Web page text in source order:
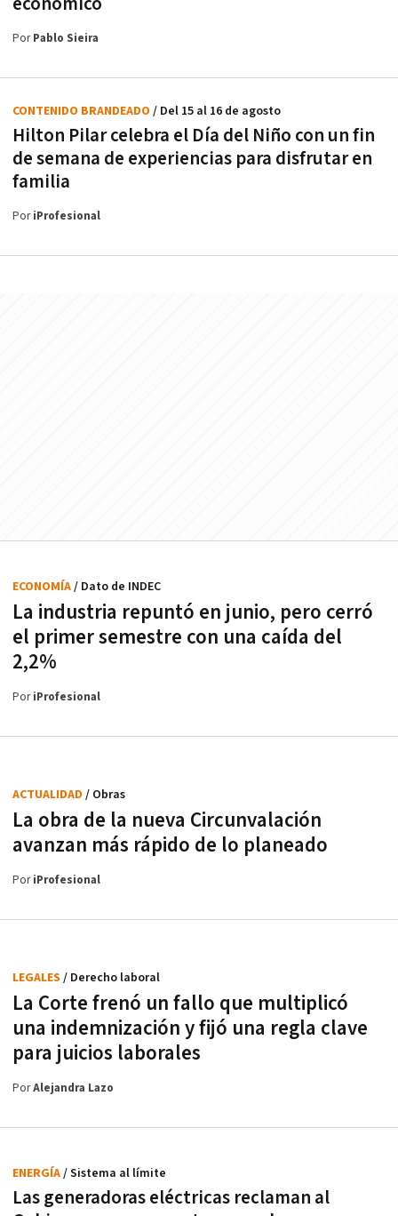
PorPablo Sieira
Hilton Pilar celebra el Día del Niño con un fin
de semana de experiencias para disfrutar en
familia
CONTENIDO BRANDEADO / Del 15 al 16 de agosto
PoriProfesional
La industria repuntó en junio, pero cerró
el primer semestre con una caída del
2,2%
ECONOMÍA/ Dato de INDEC
PoriProfesional
La obra de la nueva Circunvalación
avanzan más rápido de lo planeado
ACTUALIDAD / Obras
PoriProfesional
La Corte frenó un fallo que multiplicó
una indemnización y fijó una regla clave
para juicios laborales
LEGALES / Derecho laboral
PorAlejandra Lazo
Las generadoras eléctricas reclaman al
ENERGÍA/ Sistema al límite